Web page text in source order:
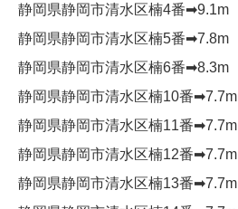
静岡県静岡市清水区楠4番➡︎9.1m
静岡県静岡市清水区楠5番➡︎7.8m
静岡県静岡市清水区楠6番➡︎8.3m
静岡県静岡市清水区楠10番➡︎7.7m
静岡県静岡市清水区楠11番➡︎7.7m
静岡県静岡市清水区楠12番➡︎7.7m
静岡県静岡市清水区楠13番➡︎7.7m